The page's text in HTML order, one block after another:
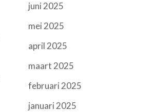
juni 2025
mei 2025
april 2025
maart 2025
februari 2025
januari 2025